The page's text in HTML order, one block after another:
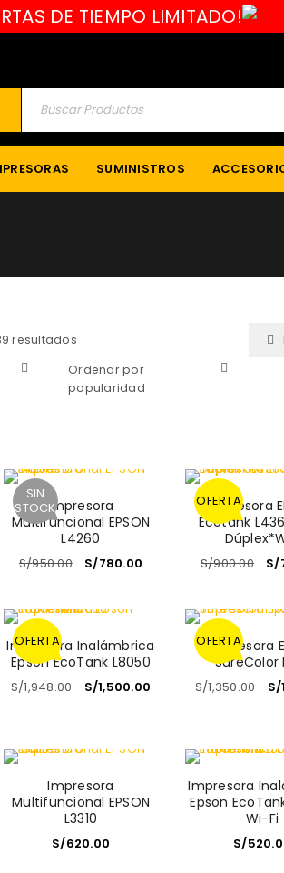
DE TIEMPO LIMITADO!
SUMINISTROS
resultados
Ordenar por
popularidad
SIN
STOCKImpresora
Multifuncional EPSON
L4260
S/950.00 S/780.00
OFERTA
Impresora
Ecotank
S/900.00 S/
OFERTA
Impresora Inalámbrica
Epson EcoTank L8050
S/1,948.00 S/1,500.00
OFERTA
Impresora
SureColor
S/1,350.00 S/
Impresora
Multifuncional EPSON
L3310
S/620.00
Impresora
Epson
Wi-Fi
S/